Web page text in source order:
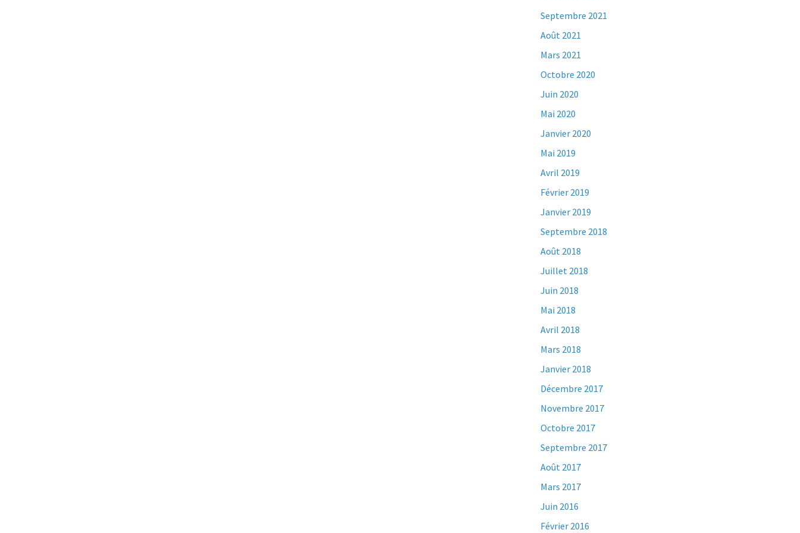
Septembre 2021
Août 2021
Mars 2021
Octobre 2020
Juin 2020
Mai 2020
Janvier 2020
Mai 2019
Avril 2019
Février 2019
Janvier 2019
Septembre 2018
Août 2018
Juillet 2018
Juin 2018
Mai 2018
Avril 2018
Mars 2018
Janvier 2018
Décembre 2017
Novembre 2017
Octobre 2017
Septembre 2017
Août 2017
Mars 2017
Juin 2016
Février 2016